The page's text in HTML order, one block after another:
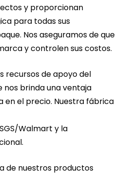
y proporcionan
para todas sus
Nos aseguramos de que
y controlen sus costos.
recursos de apoyo del
nos brinda una ventaja
en el precio. Nuestra fábrica
Walmart y la
de nuestros productos